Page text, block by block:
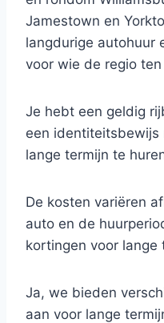
Jamestown en
langdurige autohuur
voor wie de regio
Je hebt een geldig
een identiteitsbewijs
lange termijn te
De kosten variëren
auto en de
kortingen voor lange
Ja, we bieden
aan voor lange